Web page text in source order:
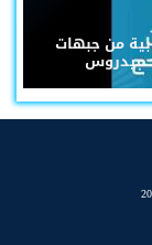
من جبهات
عيدروس